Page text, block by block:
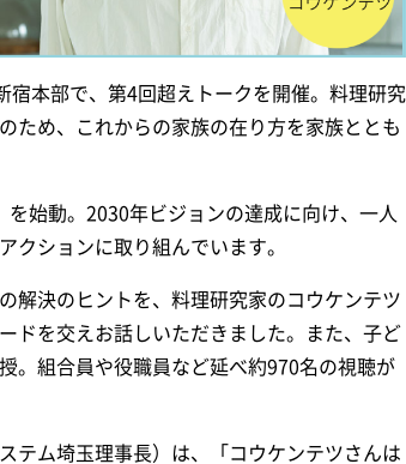
本部で、第4回超えトークを開催。料理研究
ため、これからの家族の在り方を家族ととも
を始動。2030年ビジョンの達成に向け、一人
クションに取り組んでいます。
解決のヒントを、料理研究家のコウケンテツ
ドを交えお話しいただきました。また、子ど
。組合員や役職員など延べ約970名の視聴が
テム埼玉理事長）は、「コウケンテツさんは